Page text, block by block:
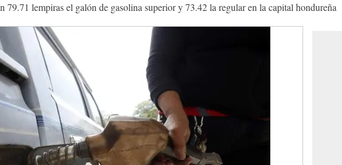
79.71 lempiras el galón de gasolina superior y 73.42 la regular en la capital hondureña